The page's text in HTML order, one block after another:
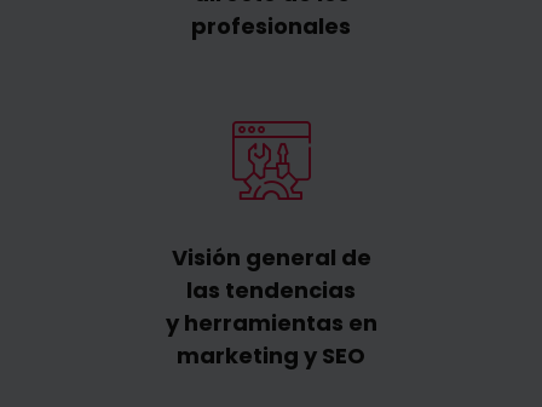
profesionales
Visión general de
las tendencias
y herramientas en
marketing y SEO